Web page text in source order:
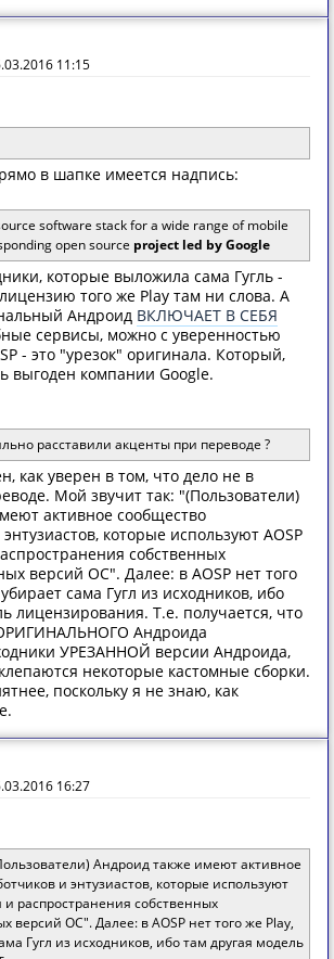
11:15
в шапке имеется надпись:
software stack for a wide range of mobile
open source project led by Google
которые выложила сама Гугль -
того же Play там ни слова. А
Андроид ВКЛЮЧАЕТ В СЕБЯ
сервисы, можно с уверенностью
- это "урезок" оригинала. Который,
выгоден компании Google.
расставили акценты при переводе ?
как уверен в том, что дело не в
Мой звучит так: "(Пользователи)
активное сообщество
которые используют AOSP
собственных
версий ОС". Далее: в AOSP нет того
сама Гугл из исходников, ибо
лицензирования. Т.е. получается, что
ОРИГИНАЛЬНОГО Андроида
УРЕЗАННОЙ версии Андроида,
некоторые кастомные сборки.
поскольку я не знаю, как
16:27
Андроид также имеют активное
и энтузиастов, которые используют
и распространения собственных
ОС". Далее: в AOSP нет того же Play,
Гугл из исходников, ибо там другая модель